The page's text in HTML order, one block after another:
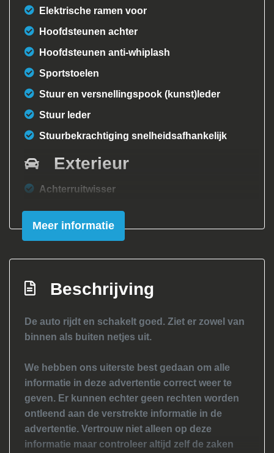
Elektrische ramen voor
Hoofdsteunen achter
Hoofdsteunen anti-whiplash
Sportstoelen
Stuur en versnellingspook (kunst)leder
Stuur leder
Stuurbekrachtiging snelheidsafhankelijk
Exterieur
Achterruitwisser
Buitenspiegels in carrosseriekleur
Buitenspiegels verwarmbaar
afstandsbediening
Sportonderstel
Trekhaak
Overige
Anti blokkeer systeem
Bestuurdersairbag
Meer informatie
Beschrijving
De auto rijdt en schakelt goed. Ziet er zowel van
binnen als buiten netjes uit.
We hebben ons uiterste best gedaan om alle
informatie in deze advertentie correct weer te
geven. Er kunnen echter geen rechten worden
ontleend aan de verstrekte informatie in de
advertentie. Vertrouw niet alleen op deze
informatie maar controleer altijd zelf de zaken